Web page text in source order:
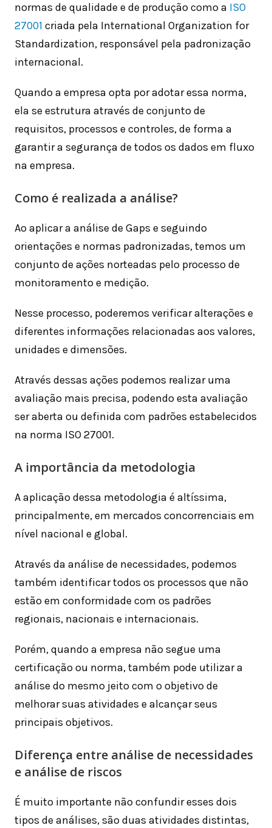
normas de qualidade e de produção como a ISO
27001 criada pela International Organization for
Standardization, responsável pela padronização
internacional.
Quando a empresa opta por adotar essa norma,
ela se estrutura através de conjunto de
requisitos, processos e controles, de forma a
garantir a segurança de todos os dados em fluxo
na empresa.
Como é realizada a análise?
Ao aplicar a análise de Gaps e seguindo
orientações e normas padronizadas, temos um
conjunto de ações norteadas pelo processo de
monitoramento e medição.
Nesse processo, poderemos verificar alterações e
diferentes informações relacionadas aos valores,
unidades e dimensões.
Através dessas ações podemos realizar uma
avaliação mais precisa, podendo esta avaliação
ser aberta ou definida com padrões estabelecidos
na norma ISO 27001.
A importância da metodologia
A aplicação dessa metodologia é altíssima,
principalmente, em mercados concorrenciais em
nível nacional e global.
Através da análise de necessidades, podemos
também identificar todos os processos que não
estão em conformidade com os padrões
regionais, nacionais e internacionais.
Porém, quando a empresa não segue uma
certificação ou norma, também pode utilizar a
análise do mesmo jeito com o objetivo de
melhorar suas atividades e alcançar seus
principais objetivos.
Diferença entre análise de necessidades
e análise de riscos
É muito importante não confundir esses dois
tipos de análises, são duas atividades distintas,